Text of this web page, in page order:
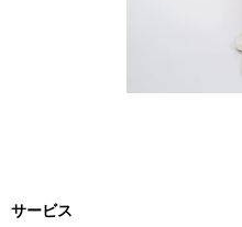
サービス